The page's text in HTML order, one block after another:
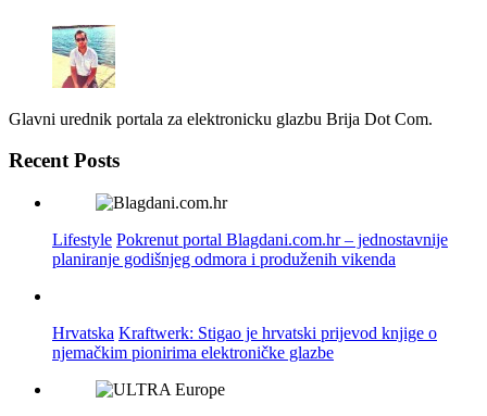
Glavni urednik portala za elektronicku glazbu Brija Dot Com.
Recent Posts
Lifestyle Pokrenut portal Blagdani.com.hr – jednostavnije
planiranje godišnjeg odmora i produženih vikenda
Hrvatska Kraftwerk: Stigao je hrvatski prijevod knjige o
njemačkim pionirima elektroničke glazbe